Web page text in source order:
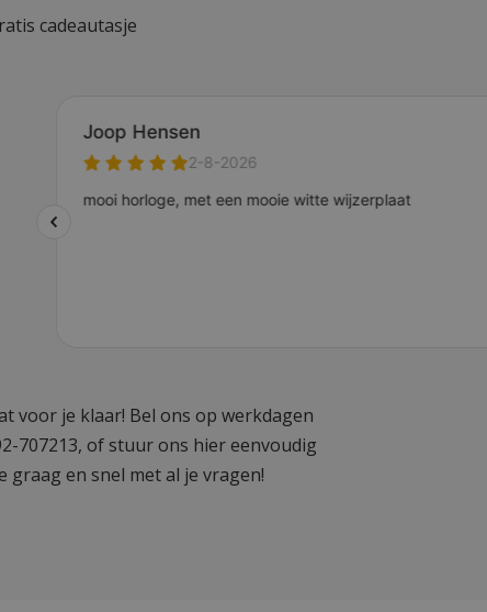
cadeautasje
voor je klaar! Bel ons op werkdagen
707213, of stuur ons hier eenvoudig
graag en snel met al je vragen!